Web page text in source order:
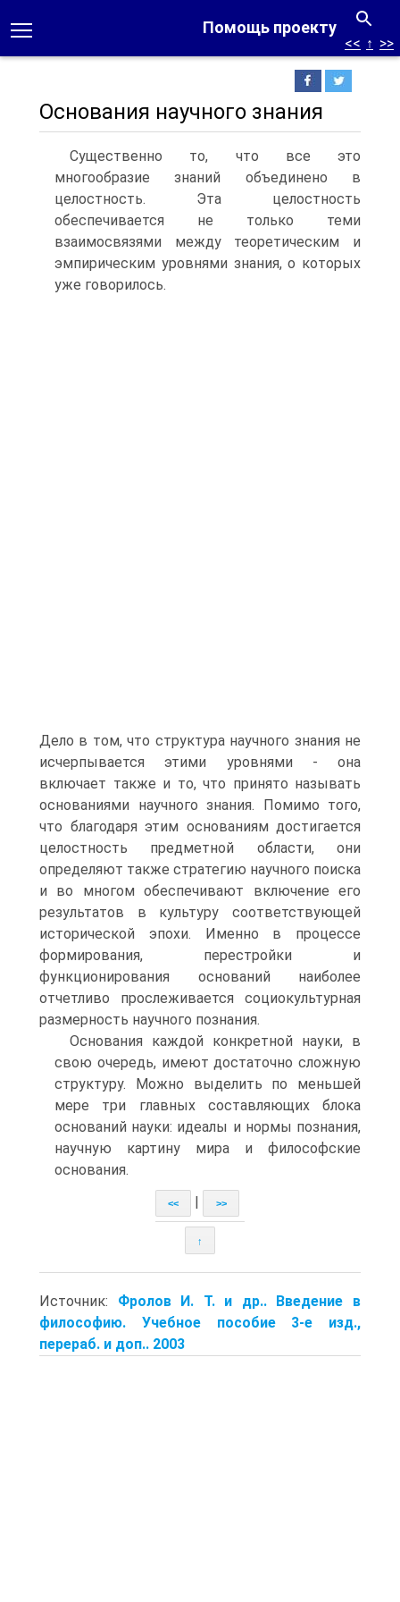
Помощь проекту
<< ↑ >>
Основания научного знания
Существенно то, что все это
многообразие знаний объединено в
целостность. Эта целостность
обеспечивается не только теми
взаимосвязями между теоретическим и
эмпирическим уровнями знания, о которых
уже говорилось.
Дело в том, что структура научного знания не
исчерпывается этими уровнями - она
включает также и то, что принято называть
основаниями научного знания. Помимо того,
что благодаря этим основаниям достигается
целостность предметной области, они
определяют также стратегию научного поиска
и во многом обеспечивают включение его
результатов в культуру соответствующей
исторической эпохи. Именно в процессе
формирования, перестройки и
функционирования оснований наиболее
отчетливо прослеживается социокультурная
размерность научного познания.
Основания каждой конкретной науки, в
свою очередь, имеют достаточно сложную
структуру. Можно выделить по меньшей
мере три главных составляющих блока
оснований науки: идеалы и нормы познания,
научную картину мира и философские
основания.
<< >>
↑
Источник: Фролов И. Т. и др.. Введение в
философию. Учебное пособие 3-е изд.,
перераб. и доп.. 2003